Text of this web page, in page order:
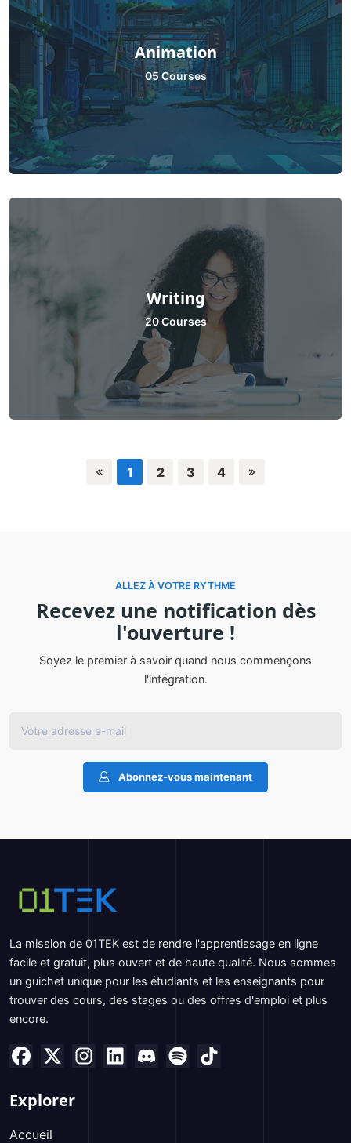
Animation
05 Courses
Writing
20 Courses
1 2 3 4
ALLEZ À VOTRE RYTHME
Recevez une notification dès
l'ouverture !
Soyez le premier à savoir quand nous commençons
l'intégration.
Abonnez-vous maintenant
La mission de 01TEK est de rendre l'apprentissage en ligne
facile et gratuit, plus ouvert et de haute qualité. Nous sommes
un guichet unique pour les étudiants et les enseignants pour
trouver des cours, des stages ou des offres d'emploi et plus
encore.
Explorer
Accueil